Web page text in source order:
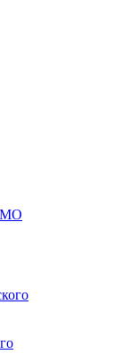
МО